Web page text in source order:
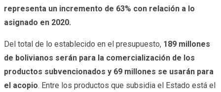
representa un incremento de 63% con relación a lo
asignado en 2020.
Del total de lo establecido en el presupuesto, 189 millones
de bolivianos serán para la comercialización de los
productos subvencionados y 69 millones se usarán para
el acopio. Entre los productos que subsidia el Estado está el